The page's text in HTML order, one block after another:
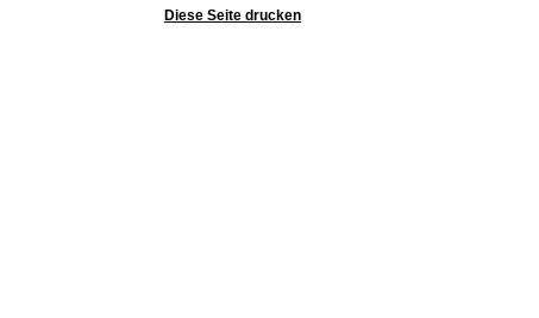
Diese Seite drucken